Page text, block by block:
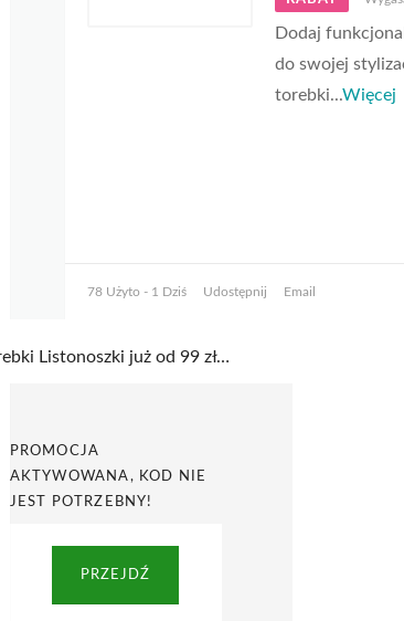
Dodaj
do swojej
torebki...Więcej
78 Użyto - 1 Dziś Udostępnij Email
Torebki Listonoszki już od 99 zł w Greenpoint
PROMOCJA
AKTYWOWANA, KOD NIE
JEST POTRZEBNY!
PRZEJDŹ